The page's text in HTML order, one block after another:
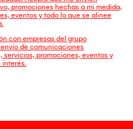
promociones hechas a mi medida,
eventos y todo lo que se alinee
con empresas del grupo
de comunicaciones
promociones, eventos y
interés.